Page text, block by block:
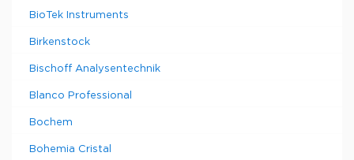
BioTek Instruments
Birkenstock
Bischoff Analysentechnik
Blanco Professional
Bochem
Bohemia Cristal